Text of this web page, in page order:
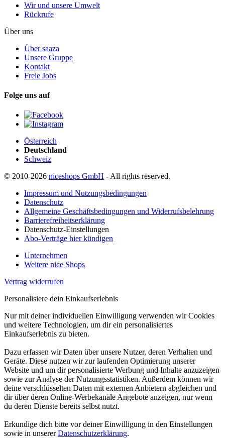
Wir und unsere Umwelt
Rückrufe
Über uns
Über saaza
Unsere Gruppe
Kontakt
Freie Jobs
Folge uns auf
Österreich
Deutschland
Schweiz
© 2010-2026 niceshops GmbH - All rights reserved.
Impressum und Nutzungsbedingungen
Datenschutz
Allgemeine Geschäftsbedingungen und Widerrufsbelehrung
Barrierefreiheitserklärung
Datenschutz-Einstellungen
Abo-Verträge hier kündigen
Unternehmen
Weitere nice Shops
Vertrag widerrufen
Personalisiere dein Einkaufserlebnis
Nur mit deiner individuellen Einwilligung verwenden wir Cookies
und weitere Technologien, um dir ein personalisiertes
Einkaufserlebnis zu bieten.
Dazu erfassen wir Daten über unsere Nutzer, deren Verhalten und
Geräte. Diese nutzen wir zur laufenden Optimierung unserer
Website und um dir personalisierte Werbung und Inhalte anzuzeigen
sowie zur Analyse der Nutzungsstatistiken. Außerdem können wir
deine verschlüsselten Daten mit externen Anbietern abgleichen und
dir über deren Online-Werbekanäle Angebote anzeigen, nur wenn
du deren Dienste bereits selbst nutzt.
Erkundige dich bitte vor deiner Einwilligung in den Einstellungen
sowie in unsererDatenschutzerklärung.